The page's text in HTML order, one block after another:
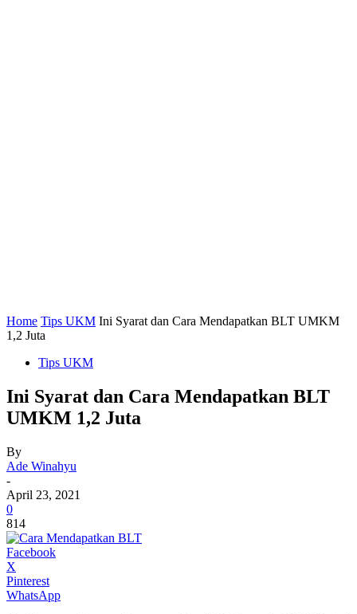
Home Tips UKM Ini Syarat dan Cara Mendapatkan BLT UMKM
1,2 Juta
Tips UKM
Ini Syarat dan Cara Mendapatkan BLT
UMKM 1,2 Juta
By
Ade Winahyu
-
April 23, 2021
0
814
Facebook
X
Pinterest
WhatsApp